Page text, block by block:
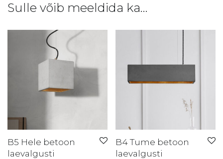
Sulle võib meeldida ka…
B5 Hele betoon
laevalgusti
B4 Tume betoon
laevalgusti